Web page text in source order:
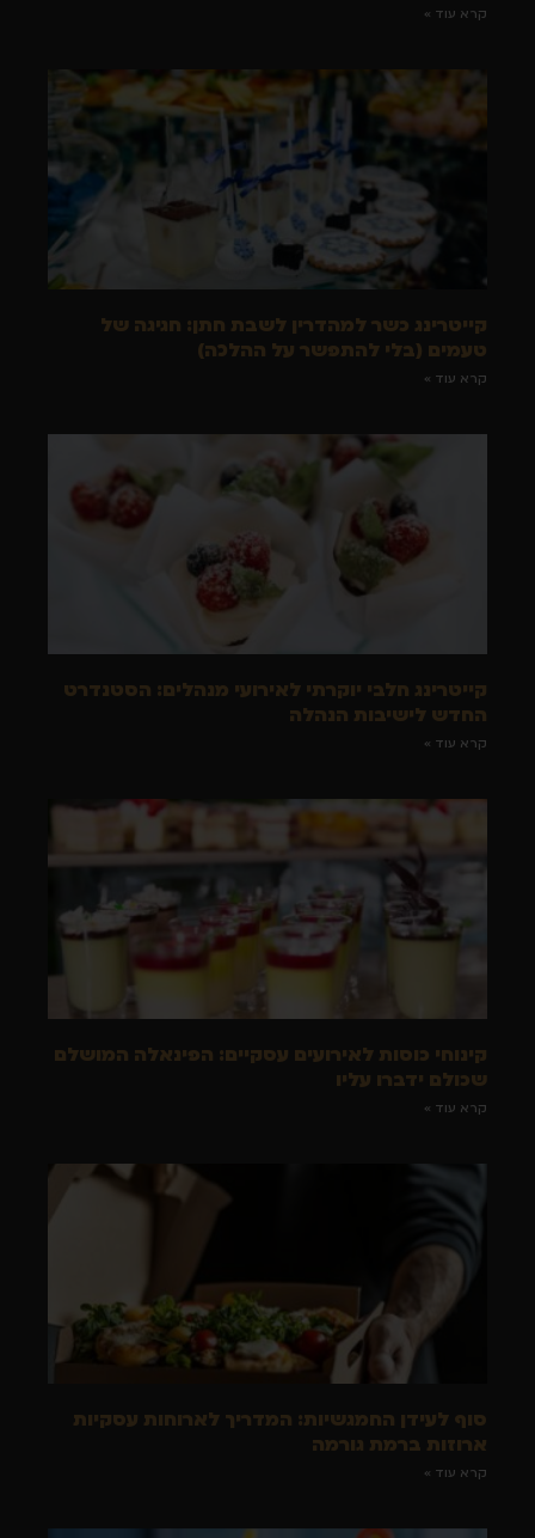
קרא עוד »
קייטרינג כשר למהדרין לשבת חתן: חגיגה של
טעמים (בלי להתפשר על ההלכה)
קרא עוד »
קייטרינג חלבי יוקרתי לאירועי מנהלים: הסטנדרט
החדש לישיבות הנהלה
קרא עוד »
קינוחי כוסות לאירועים עסקיים: הפינאלה המושלם
שכולם ידברו עליו
קרא עוד »
סוף לעידן החמגשיות: המדריך לארוחות עסקיות
ארוזות ברמת גורמה
קרא עוד »